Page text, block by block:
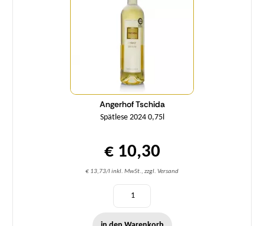
Angerhof Tschida
Spätlese 2024 0,75l
€ 10,30
€ 13,73/l inkl. MwSt., zzgl. Versand